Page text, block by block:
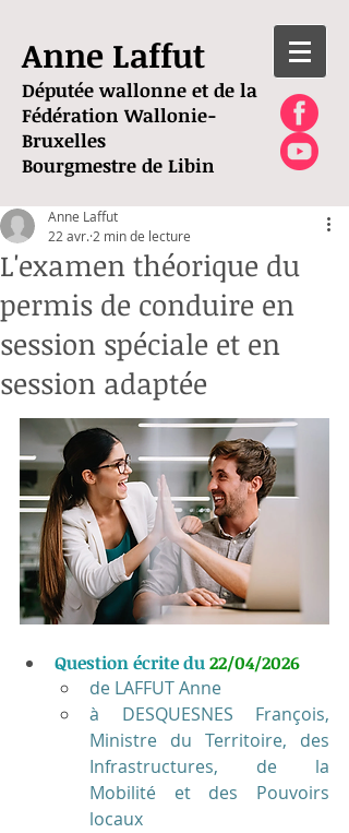
Anne Laffut
Députée wallonne et de la
Fédération Wallonie-
Bruxelles
Bourgmestre de Libin
L'examen théorique du
permis de conduire en
session spéciale et en
session adaptée
Anne Laffut
22 avr. 2 min de lecture
Question écrite du 22/04/2026
de LAFFUT Anne
à DESQUESNES François,
Ministre du Territoire, des
Infrastructures, de la
Mobilité et des Pouvoirs
locaux